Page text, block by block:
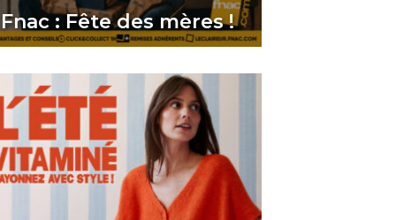
Fnac : Fête des mères !